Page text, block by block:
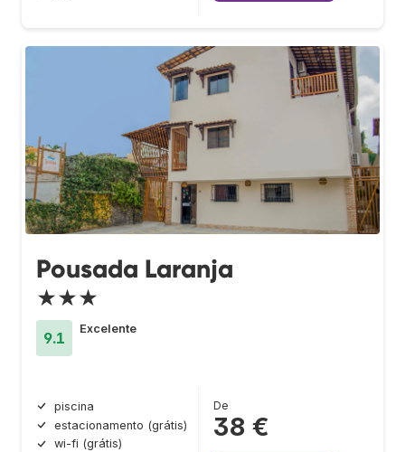
Pousada Laranja
★★★
9.1
Excelente
piscina
estacionamento (grátis)
wi-fi (grátis)
De
38 €